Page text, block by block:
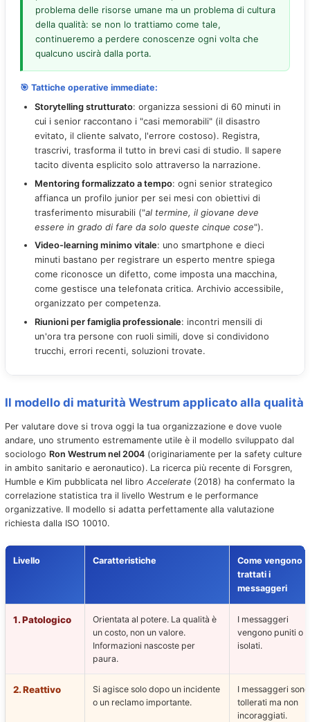
problema delle risorse umane ma un problema di cultura
della qualità: se non lo trattiamo come tale,
continueremo a perdere conoscenze ogni volta che
qualcuno uscirà dalla porta.
🎯 Tattiche operative immediate:
Storytelling strutturato: organizza sessioni di 60 minuti in
cui i senior raccontano i "casi memorabili" (il disastro
evitato, il cliente salvato, l'errore costoso). Registra,
trascrivi, trasforma il tutto in brevi casi di studio. Il sapere
tacito diventa esplicito solo attraverso la narrazione.
Mentoring formalizzato a tempo: ogni senior strategico
affianca un profilo junior per sei mesi con obiettivi di
trasferimento misurabili ("al termine, il giovane deve
essere in grado di fare da solo queste cinque cose").
Video-learning minimo vitale: uno smartphone e dieci
minuti bastano per registrare un esperto mentre spiega
come riconosce un difetto, come imposta una macchina,
come gestisce una telefonata critica. Archivio accessibile,
organizzato per competenza.
Riunioni per famiglia professionale: incontri mensili di
un'ora tra persone con ruoli simili, dove si condividono
trucchi, errori recenti, soluzioni trovate.
Il modello di maturità Westrum applicato alla qualità
Per valutare dove si trova oggi la tua organizzazione e dove vuole
andare, uno strumento estremamente utile è il modello sviluppato dal
sociologo Ron Westrum nel 2004 (originariamente per la safety culture
in ambito sanitario e aeronautico). La ricerca più recente di Forsgren,
Humble e Kim pubblicata nel libro Accelerate (2018) ha confermato la
correlazione statistica tra il livello Westrum e le performance
organizzative. Il modello si adatta perfettamente alla valutazione
richiesta dalla ISO 10010.
Livello Caratteristiche
Come vengono
trattati i
messaggeri
1. Patologico
Orientata al potere. La qualità è
un costo, non un valore.
Informazioni nascoste per
paura.
I messaggeri
vengono puniti o
isolati.
2. Reattivo
Si agisce solo dopo un incidente
o un reclamo importante.
I messaggeri sono
tollerati ma non
incoraggiati.